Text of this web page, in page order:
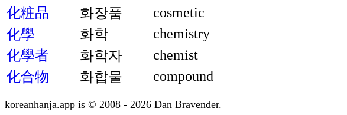
化粧品
화장품
cosmetic
化學
화학
chemistry
化學者
화학자
chemist
化合物
화합물 compound
koreanhanja.app is © 2008 - 2026 Dan Bravender.